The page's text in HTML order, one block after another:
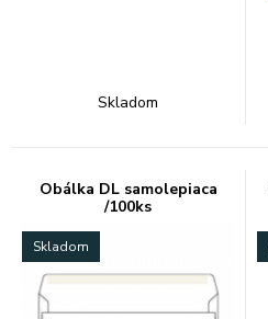
Skladom
Obálka DL samolepiaca
/100ks
Skladom